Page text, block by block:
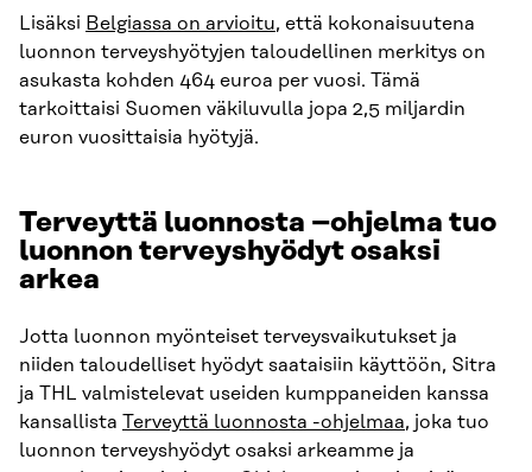
Lisäksi Belgiassa on arvioitu, että kokonaisuutena
luonnon terveyshyötyjen taloudellinen merkitys on
asukasta kohden 464 euroa per vuosi. Tämä
tarkoittaisi Suomen väkiluvulla jopa 2,5 miljardin
euron vuosittaisia hyötyjä.
Terveyttä luonnosta –ohjelma tuo
luonnon terveyshyödyt osaksi
arkea
Jotta luonnon myönteiset terveysvaikutukset ja
niiden taloudelliset hyödyt saataisiin käyttöön, Sitra
ja THL valmistelevat useiden kumppaneiden kanssa
kansallista Terveyttä luonnosta -ohjelmaa, joka tuo
luonnon terveyshyödyt osaksi arkeamme ja